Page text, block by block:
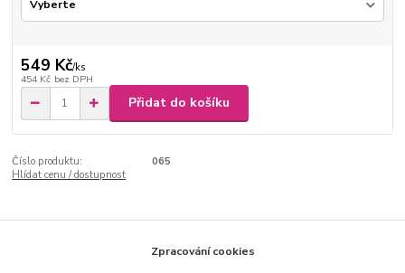
549 Kč/ks
454 Kč bez DPH
Přidat do košíku
Číslo produktu:
065
Hlídat cenu / dostupnost
Zpracování cookies